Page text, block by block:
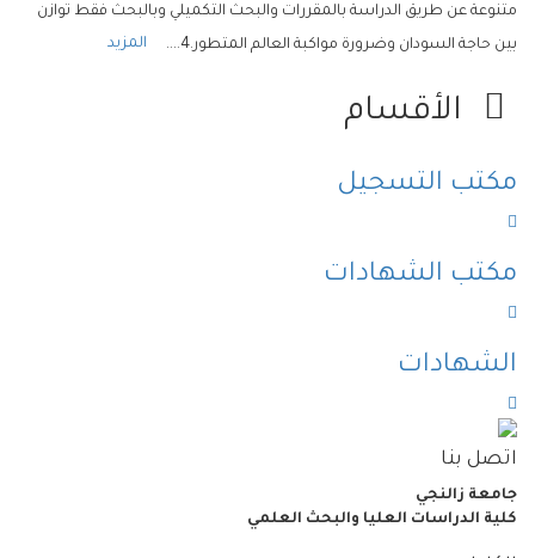
متنوعة عن طريق الدراسة بالمقررات والبحث التكميلي وبالبحث فقط توازن
بين حاجة السودان وضرورة مواكبة العالم المتطور.4.... المزيد
الأقسام
مكتب التسجيل
مكتب الشهادات
الشهادات
اتصل بنا
جامعة زالنجي
كلية الدراسات العليا والبحث العلمي